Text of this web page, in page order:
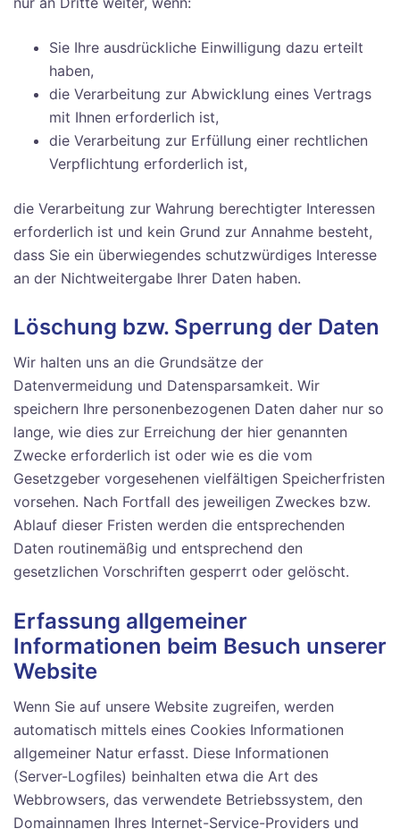
Sie Ihre ausdrückliche Einwilligung dazu erteilt
haben,
die Verarbeitung zur Abwicklung eines Vertrags
mit Ihnen erforderlich ist,
die Verarbeitung zur Erfüllung einer rechtlichen
Verpflichtung erforderlich ist,
die Verarbeitung zur Wahrung berechtigter Interessen
erforderlich ist und kein Grund zur Annahme besteht,
dass Sie ein überwiegendes schutzwürdiges Interesse
an der Nichtweitergabe Ihrer Daten haben.
Löschung bzw. Sperrung der Daten
Wir halten uns an die Grundsätze der
Datenvermeidung und Datensparsamkeit. Wir
speichern Ihre personenbezogenen Daten daher nur so
lange, wie dies zur Erreichung der hier genannten
Zwecke erforderlich ist oder wie es die vom
Gesetzgeber vorgesehenen vielfältigen Speicherfristen
vorsehen. Nach Fortfall des jeweiligen Zweckes bzw.
Ablauf dieser Fristen werden die entsprechenden
Daten routinemäßig und entsprechend den
gesetzlichen Vorschriften gesperrt oder gelöscht.
Erfassung allgemeiner
Informationen beim Besuch unserer
Website
Wenn Sie auf unsere Website zugreifen, werden
automatisch mittels eines Cookies Informationen
allgemeiner Natur erfasst. Diese Informationen
(Server-Logfiles) beinhalten etwa die Art des
Webbrowsers, das verwendete Betriebssystem, den
Domainnamen Ihres Internet-Service-Providers und